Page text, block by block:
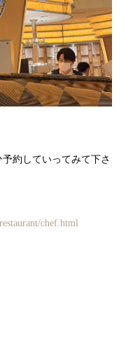
約していってみて下さ
chef.html